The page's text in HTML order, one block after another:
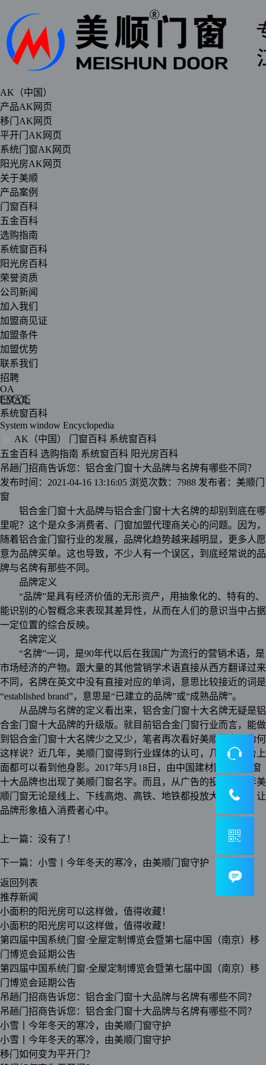
AK（中国）
产品AK网页
移门AK网页
平开门AK网页
系统门窗AK网页
阳光房AK网页
关于美顺
产品案例
门窗百科
五金百科
选购指南
系统窗百科
阳光房百科
荣誉资质
公司新闻
加入我们
加盟商见证
加盟条件
加盟优势
联系我们
招聘
OA
EMAIL
系统窗百科
System window Encyclopedia
AK（中国） 门窗百科 系统窗百科
五金百科 选购指南 系统窗百科 阳光房百科
吊趟门招商告诉您：铝合金门窗十大品牌与名牌有哪些不同？
发布时间：2021-04-16 13:16:05 浏览次数：7988 发布者：美顺门
窗
铝合金门窗十大品牌与铝合金门窗十大名牌的却别到底在哪
里呢？这个是众多消费者、门窗加盟代理商关心的问题。因为，
随着铝合金门窗行业的发展，品牌化趋势越来越明显，更多人愿
意为品牌买单。这也导致，不少人有一个误区，到底经常说的品
牌与名牌有那些不同。
品牌定义
“品牌”是具有经济价值的无形资产，用抽象化的、特有的、
能识别的心智概念来表现其差异性，从而在人们的意识当中占据
一定位置的综合反映。
名牌定义
“名牌”一词，是90年代以后在我国广为流行的营销术语，是
市场经济的产物。跟大量的其他营销学术语直接从西方翻译过来
不同，名牌在英文中没有直接对应的单词，意思比较接近的词是
“established brand”，意思是“已建立的品牌”或“成熟品牌”。
从品牌与名牌的定义看出来，铝合金门窗十大名牌无疑是铝
合金门窗十大品牌的升级版。就目前铝合金门窗行业而言，能做
到铝合金门窗十大名牌少之又少，笔者再次看好美顺门窗。为何
这样说？近几年，美顺门窗得到行业媒体的认可，几乎颁奖台上
面都可以看到他身影。2017年5月18日，由中国建材网推荐门窗
十大品牌也出现了美顺门窗名字。而且，从广告的投入，今年美
顺门窗无论是线上、下线高炮、高铁、地铁都投放大量广告，让
品牌形象植入消费者心中。
上一篇： 没有了！
下一篇： 小雪丨今年冬天的寒冷，由美顺门窗守护
返回列表
推荐新闻
小面积的阳光房可以这样做，值得收藏！
小面积的阳光房可以这样做，值得收藏！
第四届中国系统门窗·全屋定制博览会暨第七届中国（南京）移
门博览会延期公告
第四届中国系统门窗·全屋定制博览会暨第七届中国（南京）移
门博览会延期公告
吊趟门招商告诉您：铝合金门窗十大品牌与名牌有哪些不同？
吊趟门招商告诉您：铝合金门窗十大品牌与名牌有哪些不同？
小雪丨今年冬天的寒冷，由美顺门窗守护
小雪丨今年冬天的寒冷，由美顺门窗守护
移门如何变为平开门？